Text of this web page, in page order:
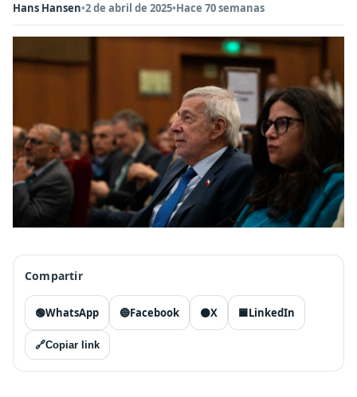
Hans Hansen•2 de abril de 2025•Hace 70 semanas
Compartir
🟢WhatsApp 🔵Facebook ⚫X 🟦LinkedIn
🔗Copiar link